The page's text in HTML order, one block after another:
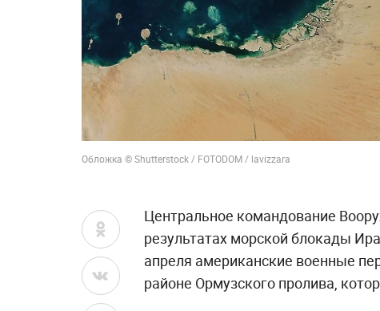
Обложка © Shutterstock / FOTODOM / lavizzara
Центральное командование
результатах морской блокады
апреля американские военные
районе Ормузского пролива,